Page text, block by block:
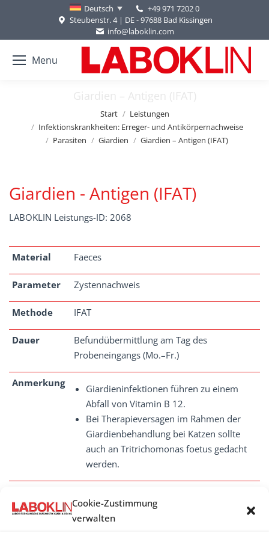
Cookie-Zustimmung
verwalten
Deutsch
+49 971 7202 0
Steubenstr. 4 | DE - 97688 Bad Kissingen
info@laboklin.com
Menu
Giardien – Antigen (IFAT)
Start
Leistungen
Infektionskrankheiten: Erreger- und Antikörpernachweise
Parasiten
Giardien Giardien – Antigen (IFAT)
Giardien - Antigen (IFAT)
LABOKLIN Leistungs-ID: 2068
Material Faeces
Parameter Zystennachweis
Methode IFAT
Dauer
Befundübermittlung am Tag des
Probeneingangs (Mo.–Fr.)
Anmerkung
Giardieninfektionen führen zu einem
Abfall von Vitamin B 12.
Bei Therapieversagen im Rahmen der
Giardienbehandlung bei Katzen sollte
auch an Tritrichomonas foetus gedacht
werden.